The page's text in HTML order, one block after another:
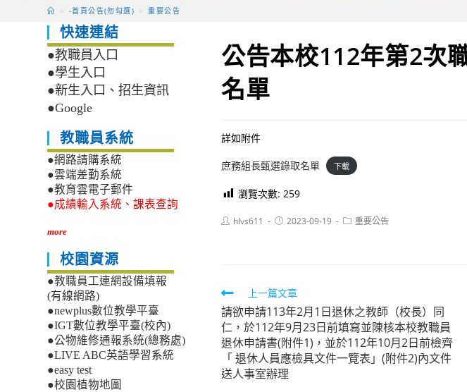
> -首頁公告(勿勾選) > 重要公告
公告本校112年第2次
名單
詳如附件
庶務組長甄選錄取名單 下載
瀏覽次數: 259
Posthlvs611
Post2023-09-19
Post重要公告
Read
more
articles
上一篇文章
請欲申請113年2月1日退休之教師（校長）同
仁，於112年9月23日前填寫並陳核本校教職員
退休申請書(附件1)，並於112年10月2日前檢齊
「 退休人員應檢具文件一覽表」(附件2)內文件
送人事室辦理
快速連結
●教職員入口
●學生入口
●新生入口、招生資訊
●Google
教職員系統
●網路請購系統
●雲端差勤系統
●教育雲電子郵件
●成績輸入系統、課表查詢
more
校園資源
●教職員工連網設備填報
(有線網路)
●newplus數位教學平臺
●IGT數位教學平臺(校內)
●公物維修通報系統(總務處)
●LIVE ABC英語學習系統
●easy test
●校園植物地圖